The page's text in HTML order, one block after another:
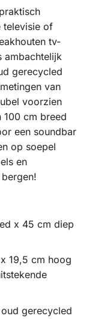
televisie of
tv-
ambachtelijk
gerecycled
van
voorzien
100 cm breed
een soundbar
op soepel
en
x 45 cm diep
19,5 cm hoog
gerecycled